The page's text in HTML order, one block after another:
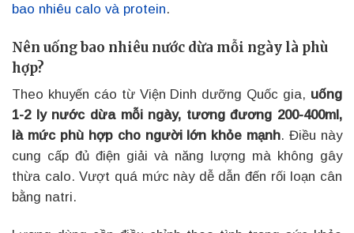
bao nhiêu calo và protein.
Nên uống bao nhiêu nước dừa mỗi ngày là phù
hợp?
Theo khuyến cáo từ Viện Dinh dưỡng Quốc gia, uống
1-2 ly nước dừa mỗi ngày, tương đương 200-400ml,
là mức phù hợp cho người lớn khỏe mạnh. Điều này
cung cấp đủ điện giải và năng lượng mà không gây
thừa calo. Vượt quá mức này dễ dẫn đến rối loạn cân
bằng natri.